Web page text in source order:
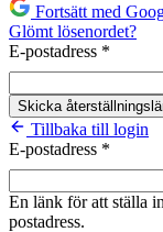
Fortsätt med
Glömt lösenordet?
E-postadress *
Skicka
Tillbaka till login
E-postadress *
En länk för att ställa
postadress.